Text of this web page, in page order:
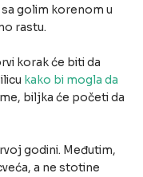
golim korenom u
rastu.
korak će biti da
kako bi mogla da
biljka će početi da
godini. Međutim,
a ne stotine